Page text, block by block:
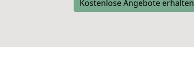
Kostenlose Angebote erhalten